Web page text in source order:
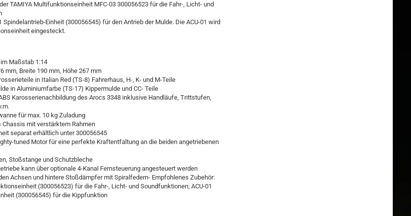
TAMIYA Multifunktionseinheit MFC-03 300056523 für die Fahr-, Licht- und
Spindelantrieb-Einheit (300056545) für den Antrieb der Mulde. Die ACU-01 wird
eingesteckt.
Maßstab 1:14
mm, Breite 190 mm, Höhe 267 mm
in Italian Red (TS-8) Fahrerhaus, H-, K- und M-Teile
in Aluminiumfarbe (TS-17) Kippermulde und CC- Teile
Karosserienachbildung des Arocs 3348 inklusive Handläufe, Trittstufen,
für max. 10 kg Zuladung
Chassis mit verstärktem Rahmen
separat erhältlich unter 300056545
tuned Motor für eine perfekte Kraftentfaltung an die beiden angetriebenen
Stoßstange und Schutzbleche
kann über optionale 4-Kanal Fernsteuerung angesteuert werden
Achsen und hintere Stoßdämpfer mit Spiralfedern- Empfohlenes Zubehör:
(300056523) für die Fahr-, Licht- und Soundfunktionen; ACU-01
(300056545) für die Kippfunktion